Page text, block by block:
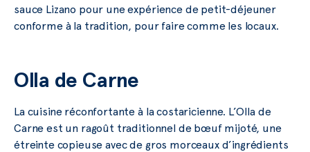
sauce Lizano pour une expérience de petit-déjeuner
conforme à la tradition, pour faire comme les locaux.
Olla de Carne
La cuisine réconfortante à la costaricienne. L’Olla de
Carne est un ragoût traditionnel de bœuf mijoté, une
étreinte copieuse avec de gros morceaux d’ingrédients